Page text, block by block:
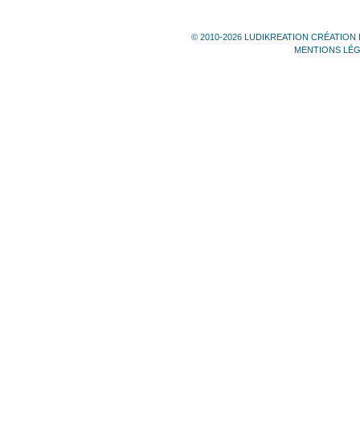
© 2010-2026 LUDIKREATION CRÉATION
MENTIONS